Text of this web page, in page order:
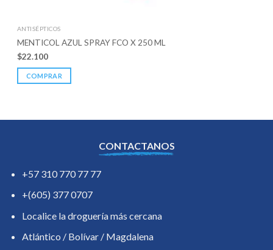
ANTISÉPTICOS
MENTICOL AZUL SPRAY FCO X 250 ML
$22.100
COMPRAR
CONTACTANOS
+57 310 770 77 77
+(605) 377 0707
Localice la droguería más cercana
Atlántico / Bolívar / Magdalena